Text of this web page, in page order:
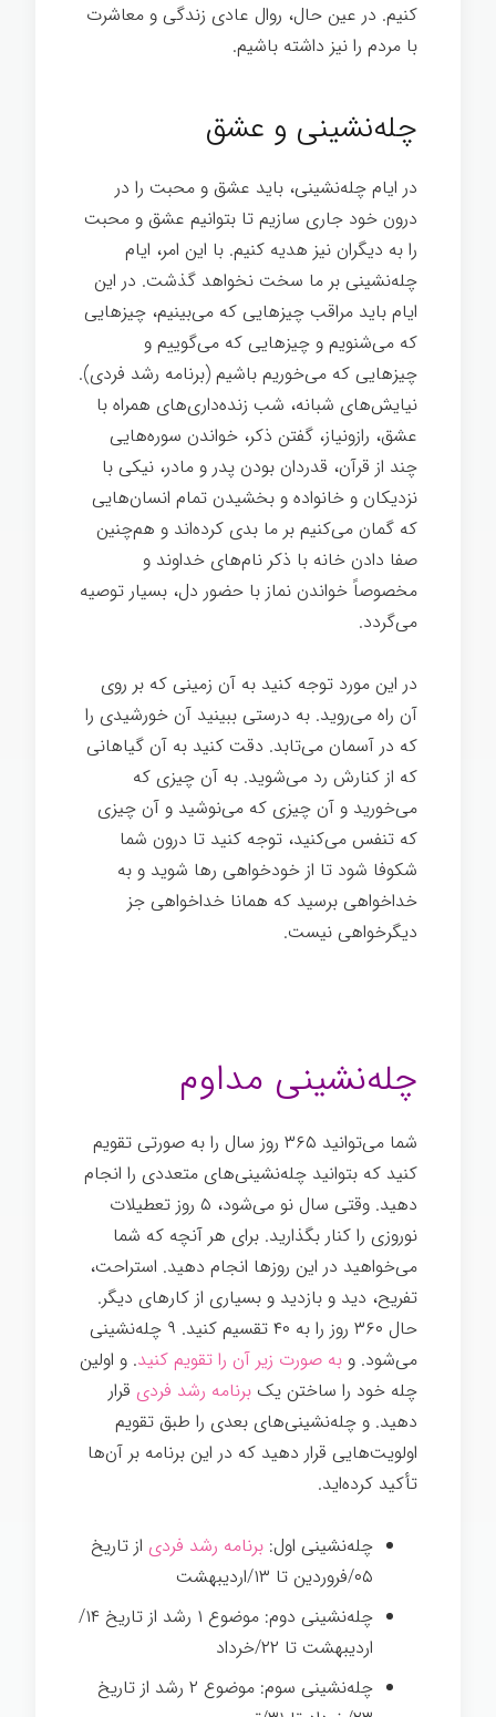
کنیم. در عین حال، روال عادی زندگی و معاشرت
با مردم را نیز داشته باشیم.
چله‌نشینی و عشق
در ایام چله‌نشینی، باید عشق و محبت را در
درون خود جاری سازیم تا بتوانیم عشق و محبت
را به دیگران نیز هدیه کنیم. با این امر، ایام
چله‌نشینی بر ما سخت نخواهد گذشت. در این
ایام باید مراقب چیزهایی که می‌بینیم، چیزهایی
که می‌شنویم و چیزهایی که می‌گوییم و
چیزهایی که می‌خوریم باشیم (برنامه رشد فردی).
نیایش‌های شبانه، شب زنده‌داری‌های همراه با
عشق، رازونیاز، گفتن ذکر، خواندن سوره‌هایی
چند از قرآن، قدردان بودن پدر و مادر، نیکی با
نزدیکان و خانواده و بخشیدن تمام انسان‌هایی
که گمان می‌کنیم بر ما بدی کرده‌اند و هم‌چنین
صفا دادن خانه‌ با ذکر نام‌های خداوند و
مخصوصاً خواندن نماز با حضور دل، بسیار توصیه
می‌گردد.
در این مورد توجه کنید به آن زمینی که بر روی
آن راه می‌روید. به درستی ببینید آن خورشیدی را
که در آسمان می‌تابد. دقت کنید به آن گیاهانی
که از کنارش رد می‌شوید. به آن چیزی که
می‌خورید و آن چیزی که می‌نوشید و آن چیزی
که تنفس می‌کنید، توجه کنید تا درون شما
شکوفا شود تا از خودخواهی رها شوید و به
خداخواهی برسید که همانا خداخواهی جز
دیگرخواهی نیست.
چله‌نشینی مداوم
شما می‌توانید ۳۶۵ روز سال را به صورتی تقویم
کنید که بتوانید چله‌نشینی‌های متعددی را انجام
دهید. وقتی سال نو می‌شود، ۵ روز تعطیلات
نوروزی را کنار بگذارید. برای هر آنچه که شما
می‌خواهید در این روزها انجام دهید. استراحت،
تفریح، دید و بازدید و بسیاری از کارهای دیگر.
حال ۳۶۰ روز را به ۴۰ تقسیم کنید. ۹ چله‌نشینی
می‌شود. و به صورت زیر آن را تقویم کنید. و اولین
چله خود را ساختن یک برنامه رشد فردی قرار
دهید. و چله‌نشینی‌های بعدی را طبق تقویم
اولویت‌هایی قرار دهید که در این برنامه بر آن‌ها
تأکید کرده‌اید.
چله‌نشینی اول: برنامه رشد فردی از تاریخ
۰۵/فروردین تا ۱۳/اردیبهشت
چله‌نشینی دوم: موضوع ۱ رشد از تاریخ ۱۴/
اردیبهشت تا ۲۲/خرداد
چله‌نشینی سوم: موضوع ۲ رشد از تاریخ